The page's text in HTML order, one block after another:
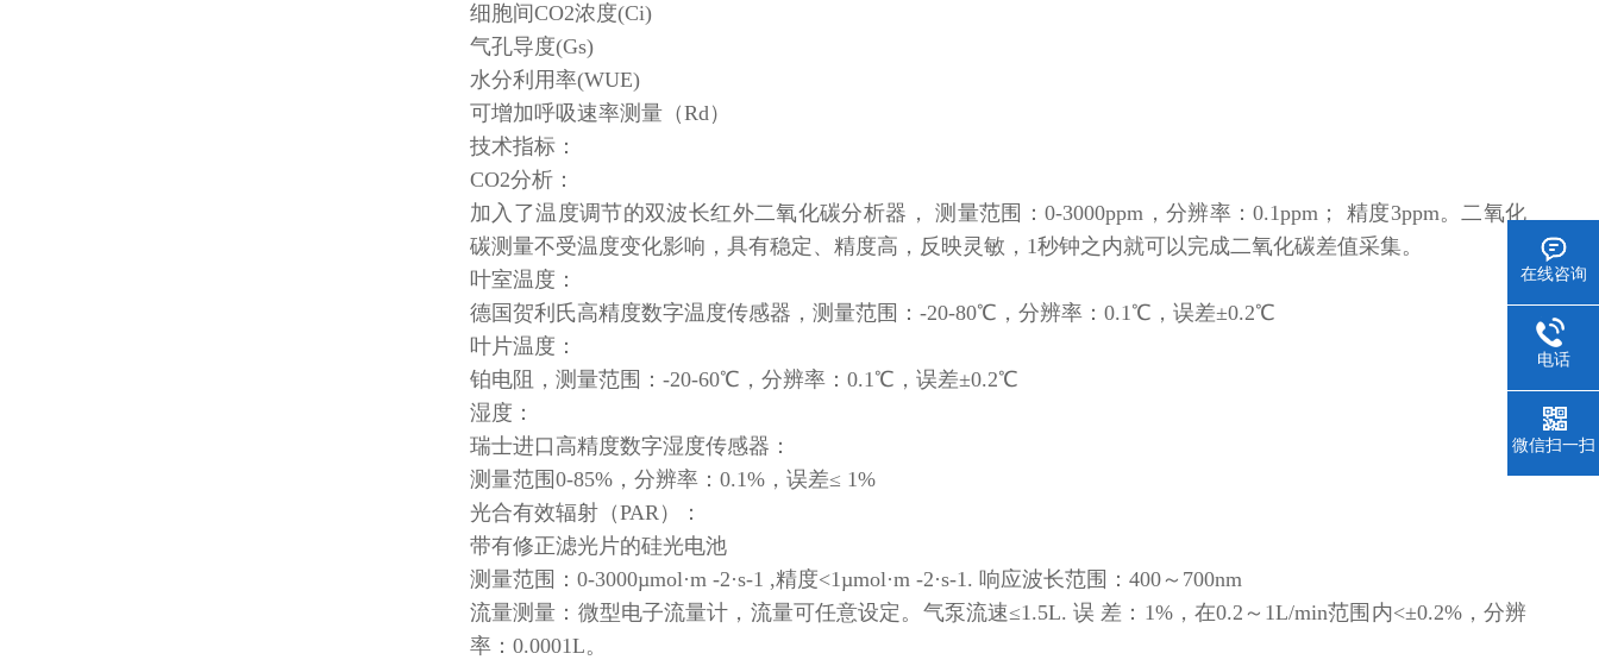
细胞间CO2浓度(Ci)
气孔导度(Gs)
水分利用率(WUE)
可增加呼吸速率测量（Rd）
技术指标：
CO2分析：
加入了温度调节的双波长红外二氧化碳分析器， 测量范围：0-3000ppm，分辨率：0.1ppm； 精度3ppm。二氧化
碳测量不受温度变化影响，具有稳定、精度高，反映灵敏，1秒钟之内就可以完成二氧化碳差值采集。
叶室温度：
德国贺利氏高精度数字温度传感器，测量范围：-20-80℃，分辨率：0.1℃，误差±0.2℃
叶片温度：
铂电阻，测量范围：-20-60℃，分辨率：0.1℃，误差±0.2℃
湿度：
瑞士进口高精度数字湿度传感器：
测量范围0-85%，分辨率：0.1%，误差≤ 1%
光合有效辐射（PAR）：
带有修正滤光片的硅光电池
测量范围：0-3000µmol·m -2·s-1 ,精度<1µmol·m -2·s-1. 响应波长范围：400～700nm
流量测量：微型电子流量计，流量可任意设定。气泵流速≤1.5L. 误 差：1%，在0.2～1L/min范围内<±0.2%，分辨
率：0.0001L。
在线咨询
电话
微信扫一扫